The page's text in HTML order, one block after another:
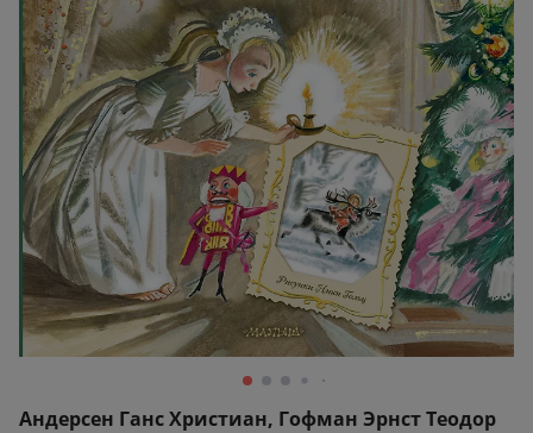
Андерсен Ганс Христиан, Гофман Эрнст Теодор